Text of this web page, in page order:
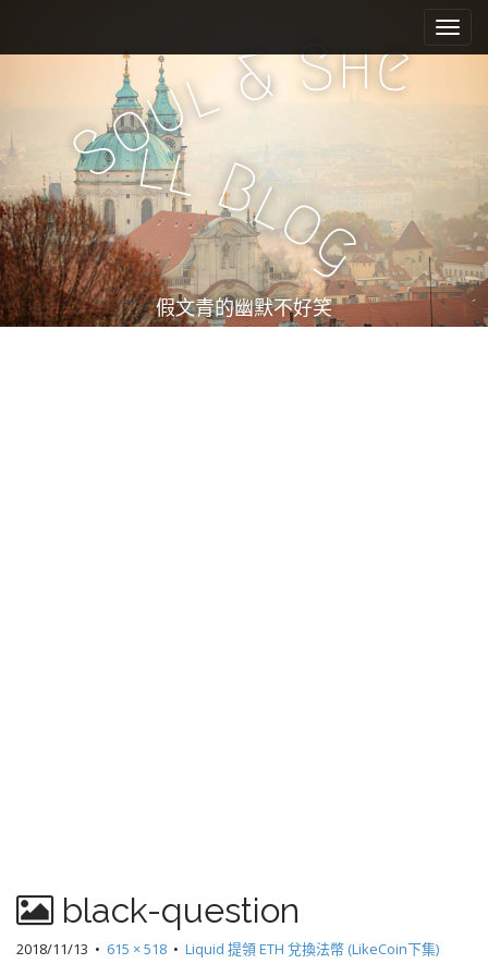
e
n
u
i
c
n
t
e
n
t
Soul&She
ll Bl
og
假文青的幽默不好笑
black-question
2018/11/13 • 615 × 518 • Liquid 提領 ETH 兌換法幣 (LikeCoin下集)